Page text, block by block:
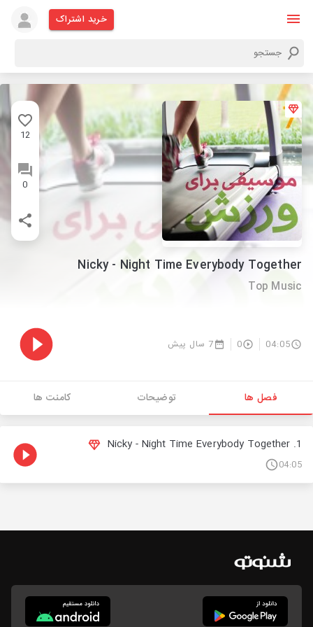
خرید اشتراک
12
0
Nicky - Night Time Everybody Together
Top Music
04:05
0 7 سال پیش
فصل ها توضیحات کامنت ها
1. Nicky - Night Time Everybody Together
04:05